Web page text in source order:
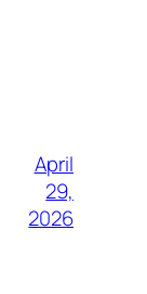
April
29,
2026